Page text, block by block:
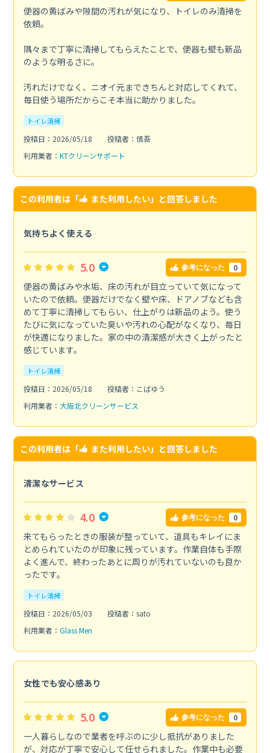
便器の黄ばみや隙間の汚れが気になり、トイレのみ清掃を
依頼。
隅々まで丁寧に清掃してもらえたことで、便器も壁も新品
のような明るさに。
汚れだけでなく、ニオイ元まできちんと対応してくれて、
毎日使う場所だからこそ本当に助かりました。
トイレ清掃
投稿日：2026/05/18
投稿者：慎吾
利用業者： KTクリーンサポート
この利用者は「 また利用したい」と回答しました
気持ちよく使える
5.0 参考になった 0
便器の黄ばみや水垢、床の汚れが目立っていて気になって
いたので依頼。便器だけでなく壁や床、ドアノブなども含
めて丁寧に清掃してもらい、仕上がりは新品のよう。使う
たびに気になっていた臭いや汚れの心配がなくなり、毎日
が快適になりました。家の中の清潔感が大きく上がったと
感じています。
トイレ清掃
投稿日：2026/05/18
投稿者：こばゆう
利用業者： 大阪北クリーンサービス
この利用者は「 また利用したい」と回答しました
清潔なサービス
4.0 参考になった 0
来てもらったときの服装が整っていて、道具もキレイにま
とめられていたのが印象に残っています。作業自体も手際
よく進んで、終わったあとに周りが汚れていないのも良か
ったです。
トイレ清掃
投稿日：2026/05/03
投稿者：sato
利用業者： Glass Men
女性でも安心感あり
5.0 参考になった 0
一人暮らしなので業者を呼ぶのに少し抵抗がありました
が、対応が丁寧で安心して任せられました。作業中も必要